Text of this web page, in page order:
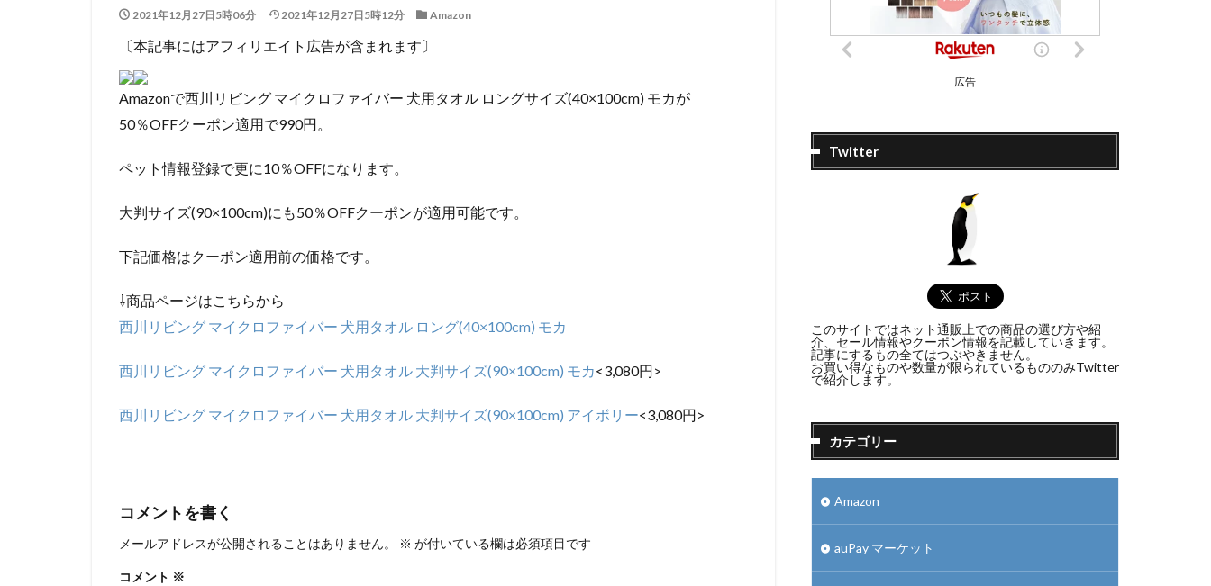
2021年12月27日5時06分 2021年12月27日5時12分 Amazon
〔本記事にはアフィリエイト広告が含まれます〕
Amazonで西川リビング マイクロファイバー 犬用タオル ロングサイズ(40×100cm) モカが
50％OFFクーポン適用で990円。
ペット情報登録で更に10％OFFになります。
大判サイズ(90×100cm)にも50％OFFクーポンが適用可能です。
下記価格はクーポン適用前の価格です。
⇩商品ページはこちらから
西川リビング マイクロファイバー 犬用タオル ロング(40×100cm) モカ
西川リビング マイクロファイバー 犬用タオル 大判サイズ(90×100cm) モカ<3,080円>
西川リビング マイクロファイバー 犬用タオル 大判サイズ(90×100cm) アイボリー<3,080円>
コメントを書く
メールアドレスが公開されることはありません。 ※ が付いている欄は必須項目です
コメント ※
広告
Twitter
このサイトではネット通販上での商品の選び方や紹
介、セール情報やクーポン情報を記載していきます。
記事にするもの全てはつぶやきません。
お買い得なものや数量が限られているもののみTwitter
で紹介します。
カテゴリー
Amazon
auPay マーケット